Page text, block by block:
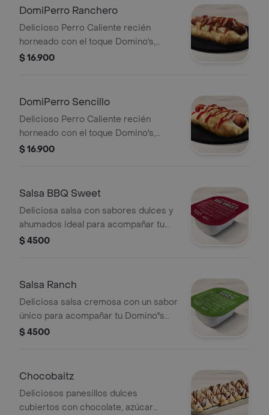
DomiPerro Ranchero
Delicioso Perro Caliente recién
horneado con el toque Domino's,
hecho con masa pan pizza y bordes
$ 16.900
DomiPerro Sencillo
Delicioso Perro Caliente recién
horneado con el toque Domino's,
hecho con masa pan pizza y bordes
$ 16.900
Salsa BBQ Sweet
Deliciosa salsa con sabores dulces y
ahumados ideal para acompañar tu
Domino's favorita.
$ 4500
Salsa Ranch
Deliciosa salsa cremosa con un sabor
único para acompañar tu Domino''s
favorita.
$ 4500
Chocobaitz
Deliciosos panesillos dulces
cubiertos con chocolate, azúcar